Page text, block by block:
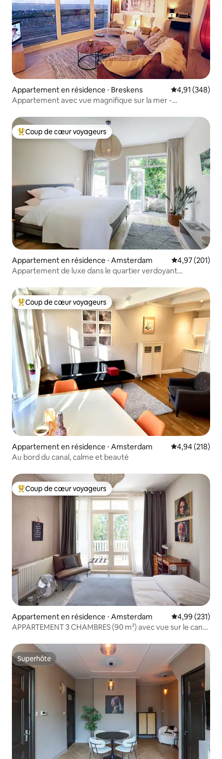
Appartement en résidence ⋅ Breskens Évaluation
4,91 (348)
Appartement avec vue magnifique sur la mer -
Coups de cœur voyageurs les plus appréciés
Coup de cœur voyageurs
Appartement en résidence ⋅ Amsterdam Évaluation
4,97 (201)
Appartement de luxe dans le quartier verdoyant
Coups de cœur voyageurs les plus appréciés
Coup de cœur voyageurs
Appartement en résidence ⋅ Amsterdam Évaluation
4,94 (218)
Au bord du canal, calme et beauté
Coups de cœur voyageurs les plus appréciés
Coup de cœur voyageurs
Appartement en résidence ⋅ Amsterdam Évaluation
4,99 (231)
APPARTEMENT 3 CHAMBRES (90 m²) avec vue sur le canal
Superhôte
Superhôte